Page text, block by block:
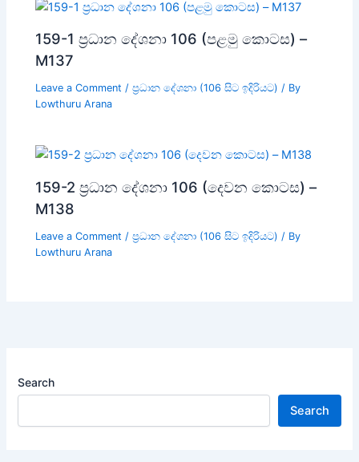
159-1 ප්‍රධාන දේශනා 106 (පළමු කොටස) –
M137
Leave a Comment /ප්‍රධාන දේශනා (106 සිට ඉදිරියට) / By
Lowthuru Arana
159-2 ප්‍රධාන දේශනා 106 (දෙවන කොටස) –
M138
Leave a Comment /ප්‍රධාන දේශනා (106 සිට ඉදිරියට) / By
Lowthuru Arana
Search
Search